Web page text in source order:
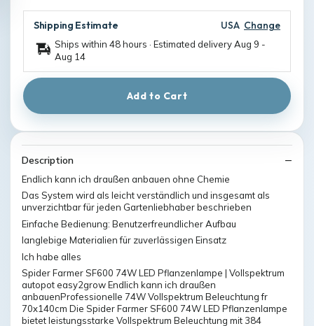
Shipping Estimate USA Change
Ships within 48 hours · Estimated deliveryAug 9 -
Aug 14
Add to Cart
Description
Endlich kann ich draußen anbauen ohne Chemie
Das System wird als leicht verständlich und insgesamt als
unverzichtbar für jeden Gartenliebhaber beschrieben
Einfache Bedienung: Benutzerfreundlicher Aufbau
langlebige Materialien für zuverlässigen Einsatz
Ich habe alles
Spider Farmer SF600 74W LED Pflanzenlampe | Vollspektrum
autopot easy2grow Endlich kann ich draußen
anbauenProfessionelle 74W Vollspektrum Beleuchtung fr
70x140cm Die Spider Farmer SF600 74W LED Pflanzenlampe
bietet leistungsstarke Vollspektrum Beleuchtung mit 384